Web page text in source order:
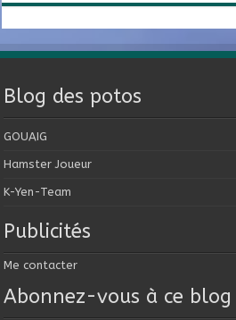
Blog des potos
GOUAIG
Hamster Joueur
K-Yen-Team
Publicités
Me contacter
Abonnez-vous à ce